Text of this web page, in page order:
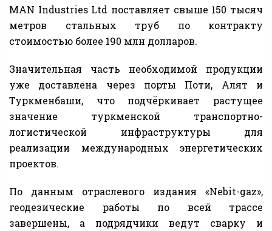
MAN Industries Ltd поставляет свыше 150 тысяч
метров стальных труб по контракту
стоимостью более 190 млн долларов.
Значительная часть необходимой продукции
уже доставлена через порты Поти, Алят и
Туркменбаши, что подчёркивает растущее
значение туркменской транспортно-
логистической инфраструктуры для
реализации международных энергетических
проектов.
По данным отраслевого издания «Nebit-gaz»,
геодезические работы по всей трассе
завершены, а подрядчики ведут сварку и